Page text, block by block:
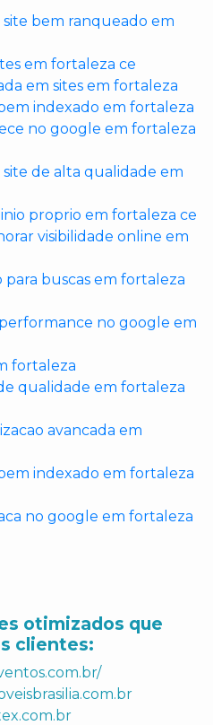
site bem ranqueado em
em fortaleza ce
em sites em fortaleza
indexado em fortaleza
no google em fortaleza
de alta qualidade em
proprio em fortaleza ce
visibilidade online em
para buscas em fortaleza
no google em
fortaleza
qualidade em fortaleza
avancada em
indexado em fortaleza
no google em fortaleza
otimizados que
clientes: